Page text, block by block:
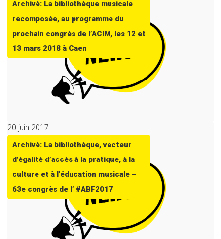
Archivé: La bibliothèque musicale
recomposée, au programme du
prochain congrès de l’ACIM, les 12 et
13 mars 2018 à Caen
20 juin 2017
Archivé: La bibliothèque, vecteur
d’égalité d’accès à la pratique, à la
culture et à l’éducation musicale –
63e congrès de l’ #ABF2017